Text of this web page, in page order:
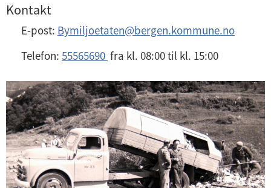
Kontakt
E-post: Bymiljoetaten@bergen.kommune.no
Telefon: 55565690 fra kl. 08:00 til kl. 15:00